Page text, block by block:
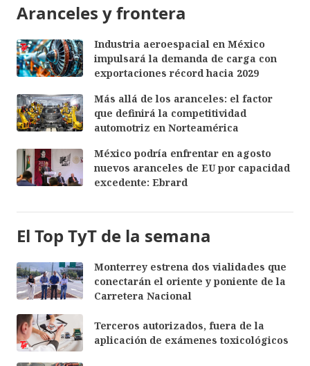
Aranceles y frontera
Industria aeroespacial en México
impulsará la demanda de carga con
exportaciones récord hacia 2029
Más allá de los aranceles: el factor
que definirá la competitividad
automotriz en Norteamérica
México podría enfrentar en agosto
nuevos aranceles de EU por capacidad
excedente: Ebrard
El Top TyT de la semana
Monterrey estrena dos vialidades que
conectarán el oriente y poniente de la
Carretera Nacional
Terceros autorizados, fuera de la
aplicación de exámenes toxicológicos